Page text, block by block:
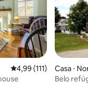
4,99 de uma avaliação
4,99 (111)
Casa ⋅
Belo